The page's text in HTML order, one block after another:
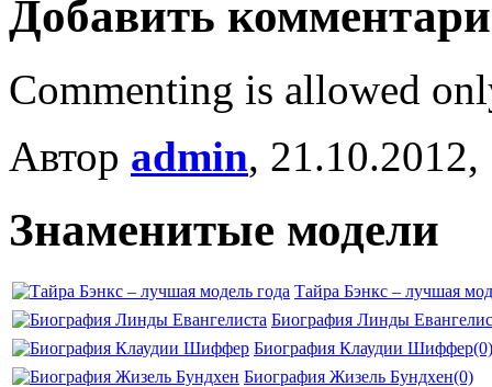
Добавить
Commenting is allowed
Автор admin,
Знаменитые модели
Тайра Бэнкс – лучшая
Биография Линды
Биография Клаудии Шиффер(0)
Биография Жизель Бундхен(0)